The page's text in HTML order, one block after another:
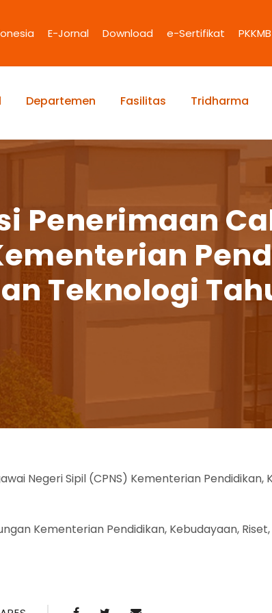
E-Jornal Download e-Sertifikat PKKMB
Departemen Fasilitas Tridharma
Penerimaan
Teknologi
Negeri Sipil (CPNS) Kementerian Pendidikan,
Kementerian Pendidikan, Kebudayaan,